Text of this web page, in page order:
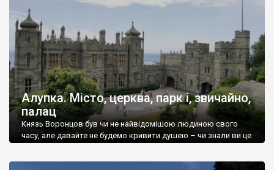
Алупка. Місто, церква, парк і, звичайно,
палац
Князь Воронцов був чи не найвідомішою людиною свого
часу, але давайте не будемо кривити душею – чи знали ви це